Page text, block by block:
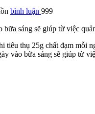
bình luận 999
bữa sáng sẽ giúp từ việc
vào bữa sáng sẽ giúp từ